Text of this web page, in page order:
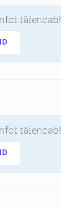
täiendab!
täiendab!